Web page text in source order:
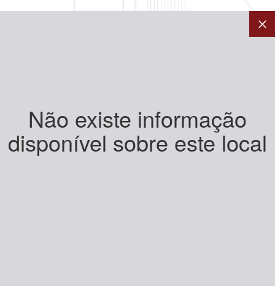
Não existe informação
disponível sobre este local